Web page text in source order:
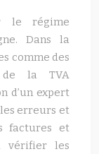
le régime
Dans la
comme des
de la TVA
d’un expert
erreurs et
factures et
vérifier les